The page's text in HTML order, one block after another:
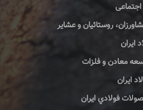
اجتماعی
روستائیان و عشایر
ایران
معادن و فلزات
ایران
فولادي ايران